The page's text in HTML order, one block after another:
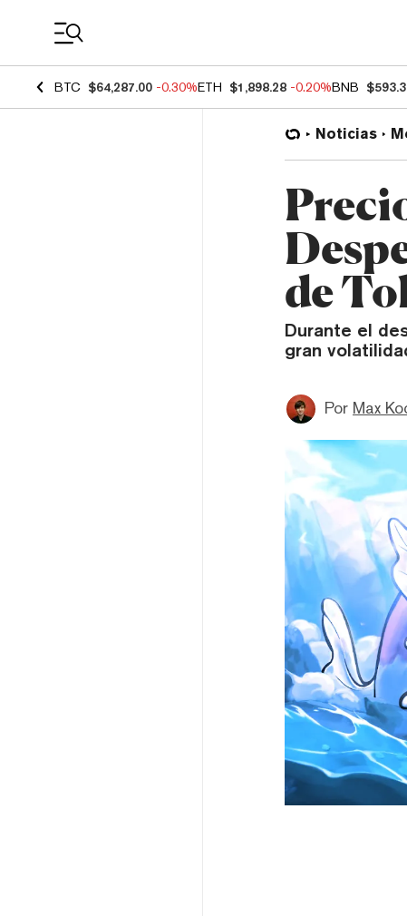
BTC $64,287.00 -0.30%ETH $1,898.28 -0.20%BNB
Noticias
de
Durante el
gran
Por Max